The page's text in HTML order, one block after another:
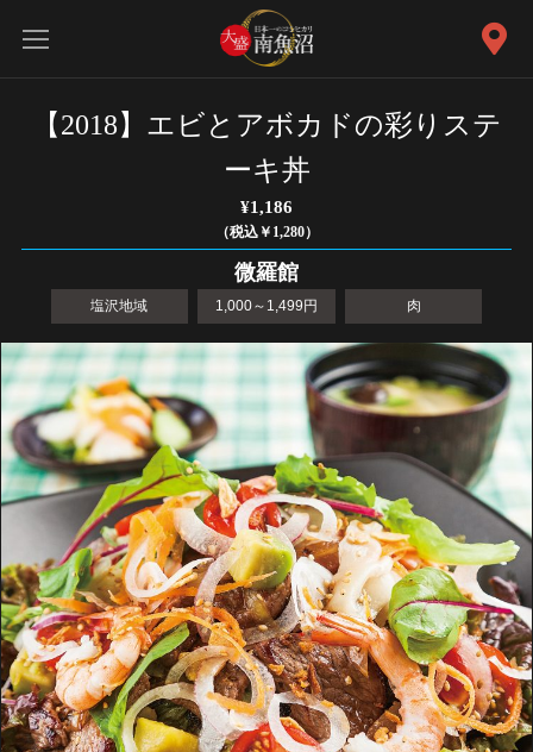
【2018】エビとアボカドの彩りステ
ーキ丼
¥1,186
（税込￥1,280）
微羅館
塩沢地域 1,000～1,499円 肉